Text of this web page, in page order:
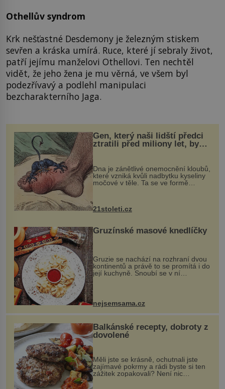
Othellův syndrom
Krk nešťastné Desdemony je železným stiskem
sevřen a kráska umírá. Ruce, které jí sebraly život,
patří jejímu manželovi Othellovi. Ten nechtěl
vidět, že jeho žena je mu věrná, ve všem byl
podezřívavý a podlehl manipulaci
bezcharakterního Jaga.
Gen, který naši lidští předci
ztratili před miliony let, by
mohl pomoci s léčbou
„nemoci králů“
Dna je zánětlivé onemocnění kloubů,
které vzniká kvůli nadbytku kyseliny
močové v těle. Ta se ve formě
nohou, a způsobuje bole...
21stoleti.cz
Gruzínské masové knedlíčky
Gruzie se nachází na rozhraní dvou
kontinentů a právě to se promítá i do
její kuchyně. Snoubí se v ní
evropské a asijské chutě a díky tomu
vznikají rozmanité a chuťově bohaté
pokrmy, které rozhodně st...
nejsemsama.cz
Balkánské recepty, dobroty z
dovolené
Měli jste se krásně, ochutnali jste
zajímavé pokrmy a rádi byste si ten
zážitek zopakovali? Není nic
snazšího. Pljeskavica (10 porcí)